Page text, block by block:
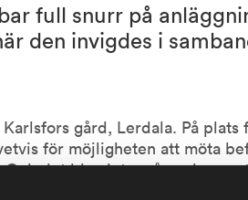
full snurr på
den invigdes i
gård, Lerdala. På
för möjligheten att möta
det blev inte många lugna